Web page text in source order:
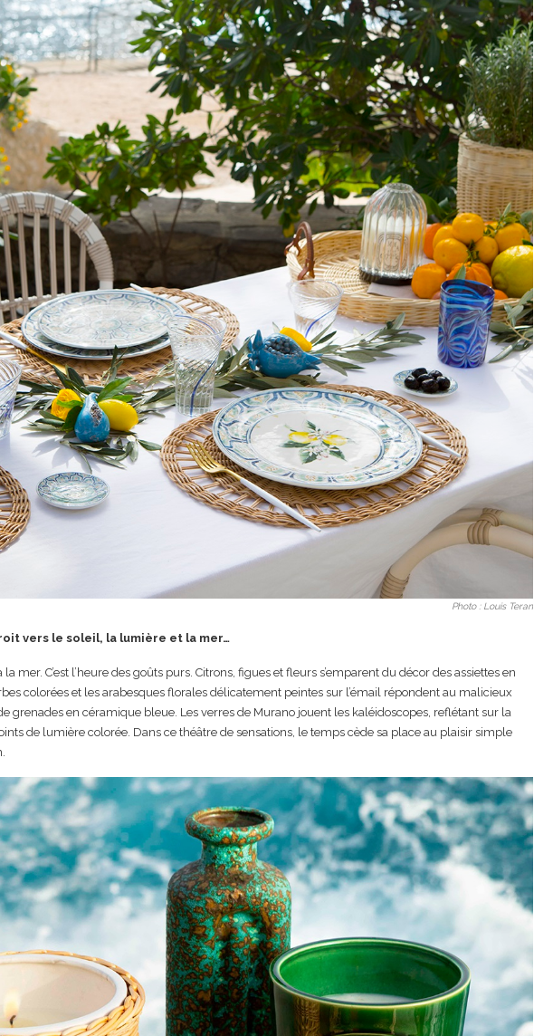
Photo : Louis Teran
vers le soleil, la lumière et la mer…
mer. C’est l’heure des goûts purs. Citrons, figues et fleurs s’emparent du décor des assiettes en
colorées et les arabesques florales délicatement peintes sur l’émail répondent au malicieux
grenades en céramique bleue. Les verres de Murano jouent les kaléidoscopes, reflétant sur la
de lumière colorée. Dans ce théâtre de sensations, le temps cède sa place au plaisir simple